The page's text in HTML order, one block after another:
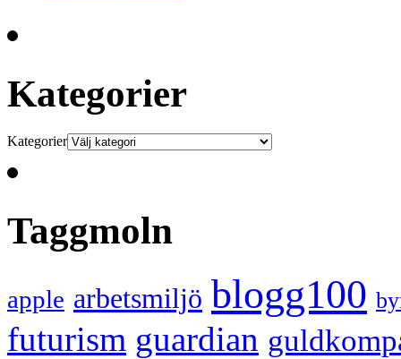
Kategorier
Kategorier
Taggmoln
apple arbetsmiljö blogg100
futurism guardian